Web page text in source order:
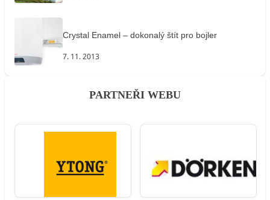
Crystal Enamel – dokonalý štít pro bojler
7. 11. 2013
PARTNEŘI WEBU